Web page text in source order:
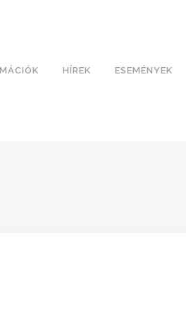
HÍREK ESEMÉNYEK